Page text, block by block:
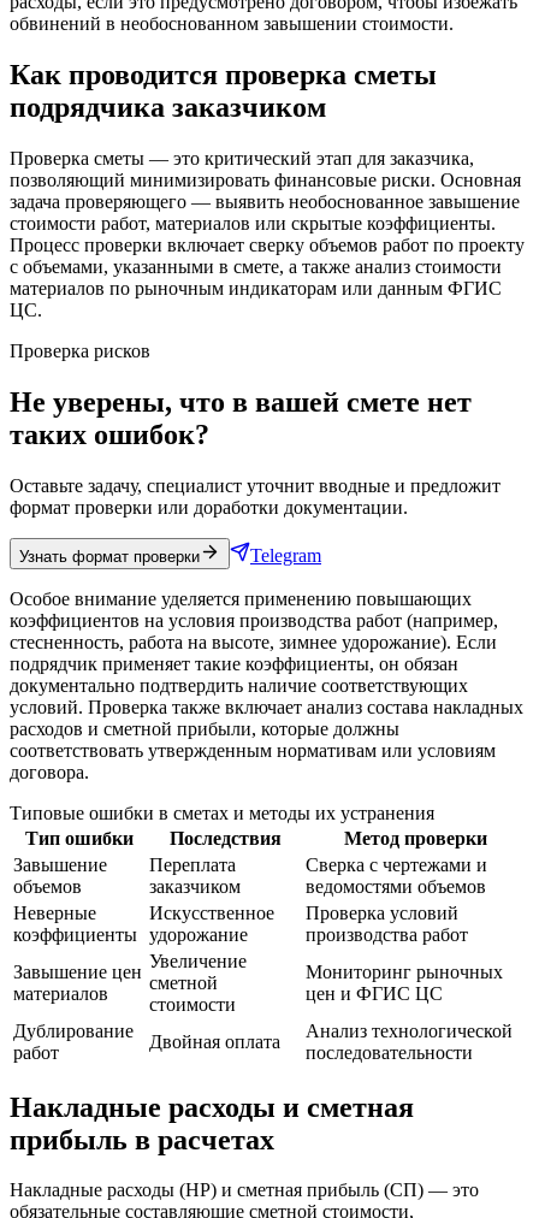
обвинений в необоснованном завышении стоимости.
Как проводится проверка сметы
подрядчика заказчиком
Проверка сметы — это критический этап для заказчика,
позволяющий минимизировать финансовые риски. Основная
задача проверяющего — выявить необоснованное завышение
стоимости работ, материалов или скрытые коэффициенты.
Процесс проверки включает сверку объемов работ по проекту
с объемами, указанными в смете, а также анализ стоимости
материалов по рыночным индикаторам или данным ФГИС
ЦС.
Проверка рисков
Не уверены, что в вашей смете нет
таких ошибок?
Оставьте задачу, специалист уточнит вводные и предложит
формат проверки или доработки документации.
Узнать формат проверки Telegram
Особое внимание уделяется применению повышающих
коэффициентов на условия производства работ (например,
стесненность, работа на высоте, зимнее удорожание). Если
подрядчик применяет такие коэффициенты, он обязан
документально подтвердить наличие соответствующих
условий. Проверка также включает анализ состава накладных
расходов и сметной прибыли, которые должны
соответствовать утвержденным нормативам или условиям
договора.
Типовые ошибки в сметах и методы их устранения
Тип ошибки
Последствия
Метод проверки
Завышение
объемов
Переплата
заказчиком
Сверка с чертежами и
ведомостями объемов
Неверные
коэффициенты
Искусственное
удорожание
Проверка условий
производства работ
Завышение цен
материалов
Увеличение
сметной
стоимости
Мониторинг рыночных
цен и ФГИС ЦС
Дублирование
работ
Двойная оплата
Анализ технологической
последовательности
Накладные расходы и сметная
прибыль в расчетах
Накладные расходы (НР) и сметная прибыль (СП) — это
обязательные составляющие сметной стоимости,